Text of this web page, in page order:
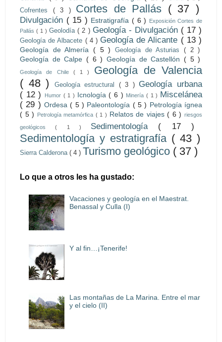
Cofrentes ( 3 ) Cortes de Pallás ( 37 )
Divulgación ( 15 ) Estratigrafía( 6 )
Exposición Cortes de
Pallás( 1 )Geolodía( 2 ) Geología - Divulgación ( 17 )
Geología de Albacete ( 4 ) Geología de Alicante ( 13 )
Geología de Almería ( 5 ) Geología de Asturias ( 2 )
Geología de Calpe ( 6 ) Geología de Castellón ( 5 )
Geología de Chile ( 1 )
Geología de Valencia
( 48 )
Geología estructural ( 3 ) Geología urbana
( 12 )
Humor ( 1 ) Icnología( 6 ) Minería( 1 )
Miscelánea
( 29 ) Ordesa( 5 ) Paleontología ( 5 ) Petrología ígnea
( 5 )
Petrología metamórfica ( 1 ) Relatos de viajes( 6 )riesgos
geológicos( 1 ) Sedimentología ( 17 )
Sedimentología y estratigrafía ( 43 )
Sierra Calderona ( 4 ) Turismo geológico ( 37 )
Lo que a otros les ha gustado:
Vacaciones y geología en el Maestrat.
Benassal y Culla (I)
Y al fin…¡Tenerife!
Las montañas de La Marina. Entre el mar
y el cielo (II)